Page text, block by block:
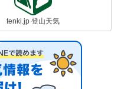
tenki.jp 登山天気